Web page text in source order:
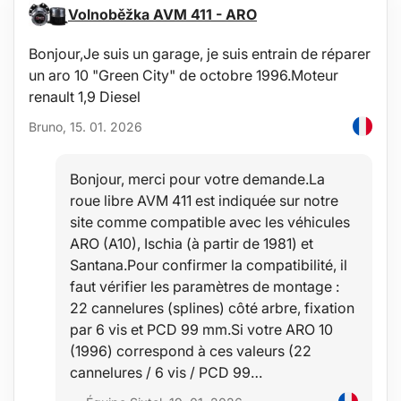
Fonctionnement silencieux
Ce diffuseur ne nécessite pas de mèche en coton pour
Caractéristiques techniques :
Capacité du réservoir : 350 ml
Tension de fonctionnement : DC 24 V/0,5 A / 110-250 V 50/60 Hz
Puissance : 12 W
Fréquence ultrasonique : 2,4 MHz
Évaporation : 45-60 ml/h
Portée : 12-20 m²
Niveau sonore : 35 dB
Matériau : PP (polypropylène), ABS
Fonctions du diffuseur : 1H, 3H, 6H, ON (fonctionnement continu)
Longueur du câble d'alimentation : 160,5 cm
Couleur : bleu brillant
Contenu de l'emballage :
1x doseur pour l'eau
1x adaptateur secteur
1x petit pinceau de nettoyage
Volnoběžka AVM 411 - ARO
Bonjour,Je suis un garage, je suis entrain de réparer
un aro 10 "Green City" de octobre 1996.Moteur
renault 1,9 Diesel
Bruno, 15. 01. 2026
Bonjour, merci pour votre demande.La
roue libre AVM 411 est indiquée sur notre
site comme compatible avec les véhicules
ARO (A10), Ischia (à partir de 1981) et
Santana.Pour confirmer la compatibilité, il
faut vérifier les paramètres de montage :
22 cannelures (splines) côté arbre, fixation
par 6 vis et PCD 99 mm.Si votre ARO 10
(1996) correspond à ces valeurs (22
cannelures / 6 vis / PCD 99…